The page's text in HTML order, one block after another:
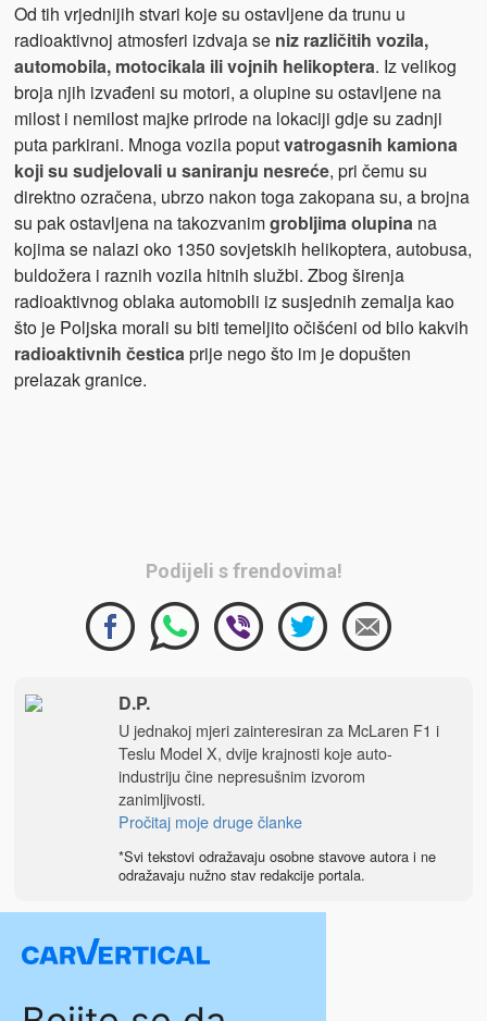
Od tih vrjednijih stvari koje su ostavljene da trunu u
radioaktivnoj atmosferi izdvaja se niz različitih vozila,
automobila, motocikala ili vojnih helikoptera. Iz velikog
broja njih izvađeni su motori, a olupine su ostavljene na
milost i nemilost majke prirode na lokaciji gdje su zadnji
puta parkirani. Mnoga vozila poputvatrogasnih kamiona
koji su sudjelovali u saniranju nesreće, pri čemu su
direktno ozračena, ubrzo nakon toga zakopana su, a brojna
su pak ostavljena na takozvanimgrobljima olupinana
kojima se nalazi oko 1350 sovjetskih helikoptera, autobusa,
buldožera i raznih vozila hitnih službi. Zbog širenja
radioaktivnog oblaka automobili iz susjednih zemalja kao
što je Poljska morali su biti temeljito očišćeni od bilo kakvih
radioaktivnih česticaprije nego što im je dopušten
prelazak granice.
Podijeli s frendovima!
D.P.
U jednakoj mjeri zainteresiran za McLaren F1 i
Teslu Model X, dvije krajnosti koje auto-
industriju čine nepresušnim izvorom
zanimljivosti.
Pročitaj moje druge članke
*Svi tekstovi odražavaju osobne stavove autora i ne
odražavaju nužno stav redakcije portala.